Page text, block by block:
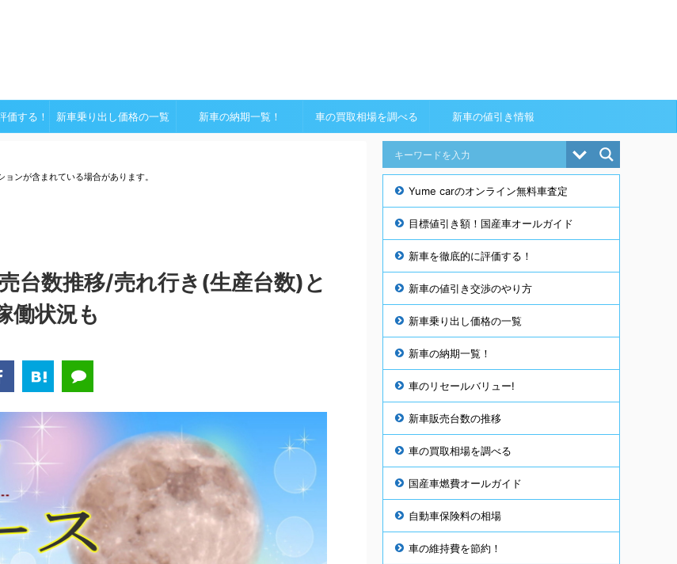
価する！ 新車乗り出し価格の一覧 新車の納期一覧！ 車の買取相場を調べる 新車の値引き情報
ンが含まれている場合があります。
台数推移/売れ行き(生産台数)と
働状況も
Yume carのオンライン無料車査定
目標値引き額！国産車オールガイド
新車を徹底的に評価する！
新車の値引き交渉のやり方
新車乗り出し価格の一覧
新車の納期一覧！
車のリセールバリュー!
新車販売台数の推移
車の買取相場を調べる
国産車燃費オールガイド
自動車保険料の相場
車の維持費を節約！